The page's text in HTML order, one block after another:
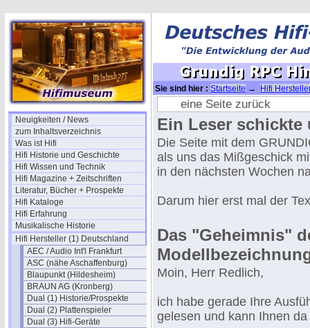
Neuigkeiten / News
zum Inhaltsverzeichnis
Was ist Hifi
Hifi Historie und Geschichte
Hifi Wissen und Technik
Hifi Magazine + Zeitschriften
Literatur, Bücher + Prospekte
Hifi Kataloge
Hifi Erfahrung
Musikalische Historie
Hifi Hersteller (1) Deutschland
AEC / Audio Int'l Frankfurt
ASC (nähe Aschaffenburg)
Blaupunkt (Hildesheim)
BRAUN AG (Kronberg)
Dual (1) Historie/Prospekte
Dual (2) Plattenspieler
Dual (3) Hifi-Geräte
Sie sind hier : Startseite →
Hifi
Hintergrundinfos
eine Seite zurück
Ein Leser
Die Seite mit dem
als uns das Mißgeschick
in den nächsten Wochen
Darum hier erst mal der
Das "Geheimnis"
Moin, Herr Redlich,
ich habe gerade Ihre
gelesen und kann Ihnen